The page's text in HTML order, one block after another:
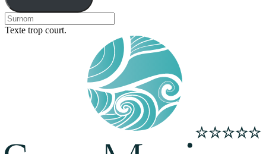
Texte trop court.